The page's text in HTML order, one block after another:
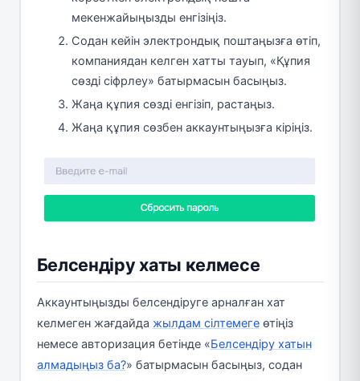
мекенжайыңызды енгізіңіз.
Содан кейін электрондық поштаңызға өтіп,
компаниядан келген хатты тауып, «Құпия
сөзді сіфрлеу» батырмасын басыңыз.
Жаңа құпия сөзді енгізіп, растаңыз.
Жаңа құпия сөзбен аккаунтыңызға кіріңіз.
Белсендіру хаты келмесе
Аккаунтыңызды белсендіруге арналған хат
келмеген жағдайда жылдам сілтемегеөтіңіз
немесе авторизация бетінде «Белсендіру хатын
алмадыңыз ба?» батырмасын басыңыз, содан